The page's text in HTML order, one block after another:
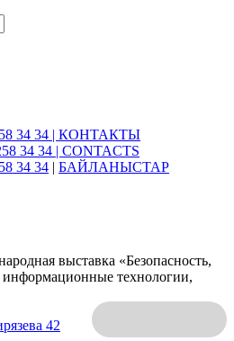
34 34 | КОНТАКТЫ
34 34 | CONTACTS
34 34 | БАЙЛАНЫСТАР
выставка «Безопасность,
технологии,
42